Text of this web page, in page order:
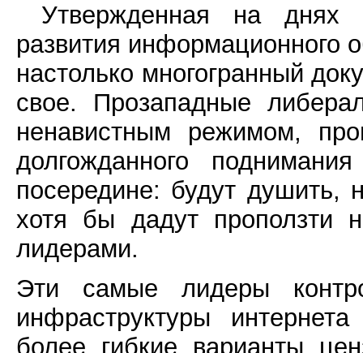
Утвержденная на днях
развития
настолько многогранный
свое. Прозападные
ненавистным режимом,
долгожданного
посередине: будут душить,
хотя бы дадут проползти
лидерами.
Эти самые лидеры
инфраструктуры
более гибкие варианты